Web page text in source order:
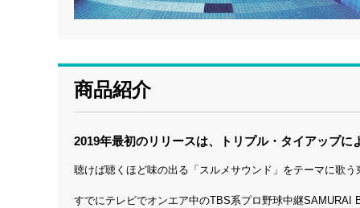
商品紹介
2019年最初のリリースは、トリプル・タイアップに
聴けば聴くほど味の出る「スルメサウンド」をテーマに歌
すでにテレビでオンエア中のTBS系プロ野球中継